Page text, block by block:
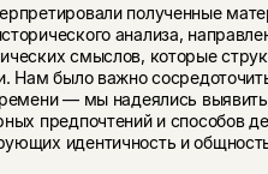
полученные
анализа,
смыслов, которые
Нам было важно
— мы надеялись
предпочтений и способов
идентичность и